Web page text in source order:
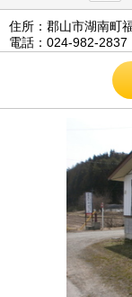
住所：郡山市湖南町
電話：024-982-2837